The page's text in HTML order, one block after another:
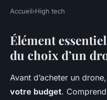
HIGH TECH
Comment
Accueil›High tech
Élément
du choix d’un
Avant d’acheter un
votre budget.